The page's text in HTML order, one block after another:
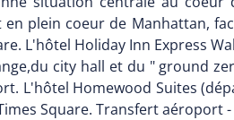
plein coeur de Manhattan,
L'hôtel Holiday Inn Express
city hall et du " ground
L'hôtel Homewood Suites
Square. Transfert